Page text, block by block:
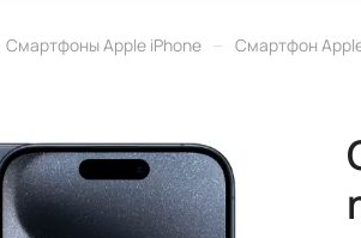
Смартфоны Apple iPhone – Смартфон Apple